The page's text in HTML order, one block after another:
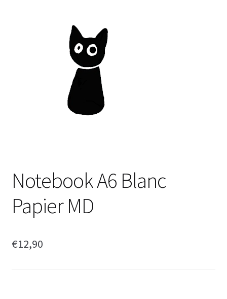
Notebook A6 Blanc
Papier MD
€12,90